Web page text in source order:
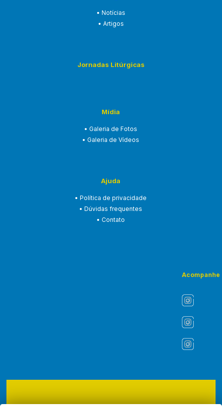
• Notícias
• Artigos
Jornadas Litúrgicas
Mídia
• Galeria de Fotos
• Galeria de Vídeos
Ajuda
• Política de privacidade
• Dúvidas frequentes
• Contato
Acompanhe